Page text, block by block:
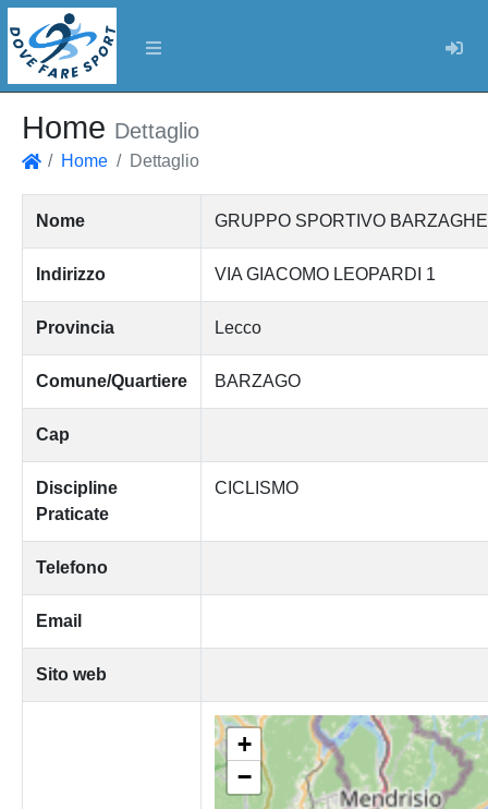
Home Dettaglio
Home Dettaglio
Nome GRUPPO SPORTIVO
Indirizzo VIA GIACOMO LEOPARDI 1
Provincia Lecco
Comune/Quartiere BARZAGO
Cap
Discipline
Praticate
CICLISMO
Telefono
Email
Sito web
+
−